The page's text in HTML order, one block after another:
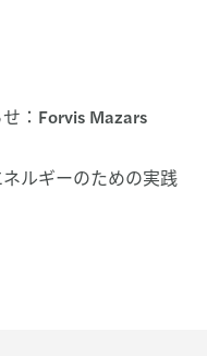
：Forvis Mazars
ルギーのための実践